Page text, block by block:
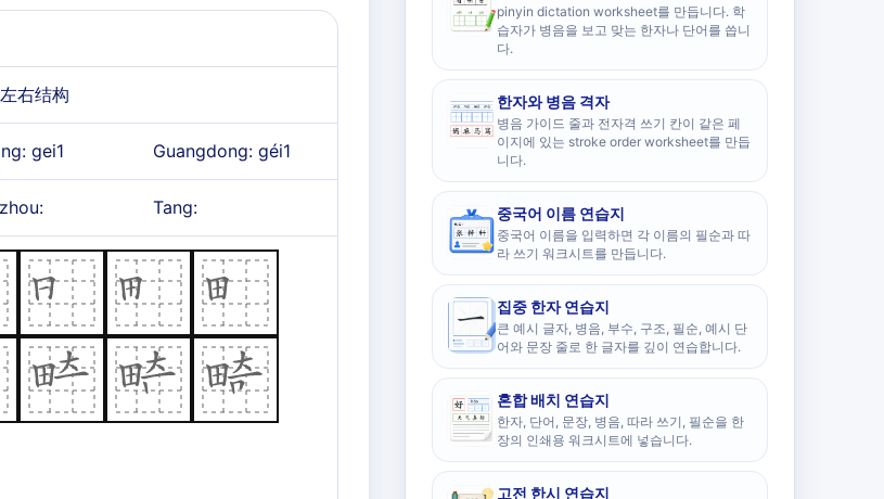
右结构
gei1 Guangdong: géi1
Tang:
pinyin dictation worksheet를 만듭니다. 학
습자가 병음을 보고 맞는 한자나 단어를 씁니
다.
한자와 병음 격자
병음 가이드 줄과 전자격 쓰기 칸이 같은 페
이지에 있는 stroke order worksheet를 만듭
니다.
중국어 이름 연습지
중국어 이름을 입력하면 각 이름의 필순과 따
라 쓰기 워크시트를 만듭니다.
집중 한자 연습지
큰 예시 글자, 병음, 부수, 구조, 필순, 예시 단
어와 문장 줄로 한 글자를 깊이 연습합니다.
혼합 배치 연습지
한자, 단어, 문장, 병음, 따라 쓰기, 필순을 한
장의 인쇄용 워크시트에 넣습니다.
고전 한시 연습지